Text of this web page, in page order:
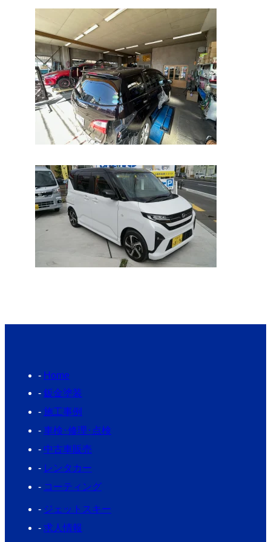
Home
鈑金塗装
施工事例
車検･修理･点検
中古車販売
レンタカー
コーティング
ジェットスキー
求人情報